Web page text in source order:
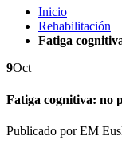
Inicio
Rehabilitación
Fatiga
9Oct
Fatiga cognitiva: no
Publicado porEM